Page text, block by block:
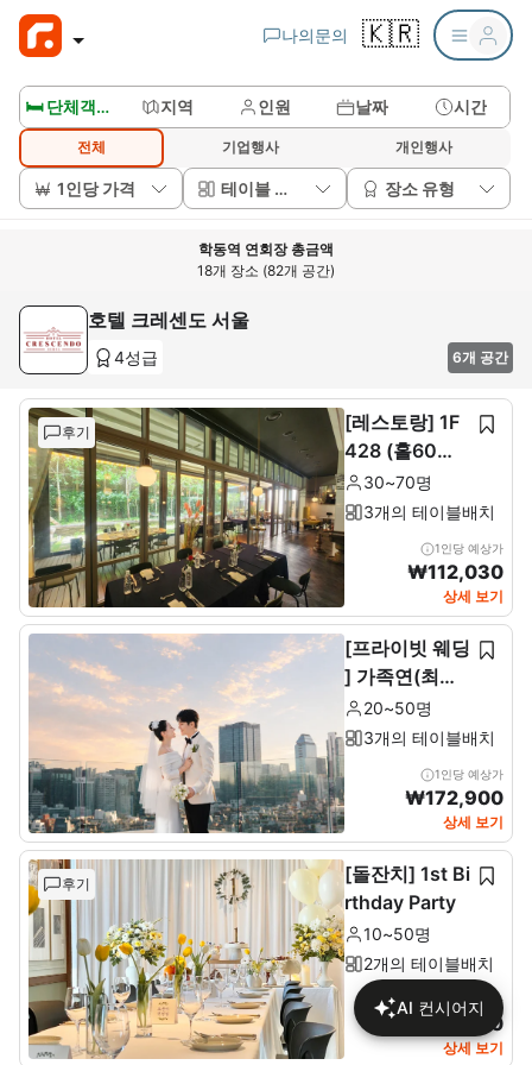
나의문의 🇰🇷
🛏️ 단체객실보기 지역 인원 날짜 시간
전체 기업행사 개인행사
1인당 가격 테이블 배치 장소 유형
학동역 연회장 총금액
18개 장소 (82개 공간)
호텔 크레센도 서울
4성급 6개 공간
후기
[레스토랑] 1F
428 (홀60석+
룸10석)
30~70명
3개의 테이블배치
1인당 예상가
₩112,030
상세 보기
[프라이빗 웨딩
] 가족연(최소2
0~최대 50인)
20~50명
3개의 테이블배치
1인당 예상가
₩172,900
상세 보기
후기
[돌잔치] 1st Bi
rthday Party
10~50명
2개의 테이블배치
1인당 예상가
₩137,680
상세 보기
AI 컨시어지